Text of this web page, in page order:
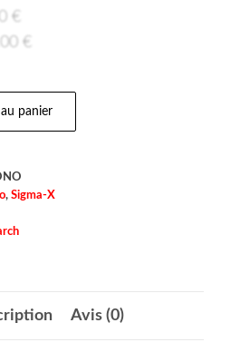
€
€
panier
, Sigma-X
Avis (0)